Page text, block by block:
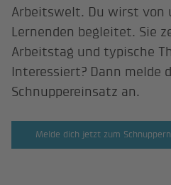
Arbeitswelt. Du wirst von
Lernenden begleitet. Sie
Arbeitstag und typische
Interessiert? Dann melde
Schnuppereinsatz an.
Melde dich jetzt zum